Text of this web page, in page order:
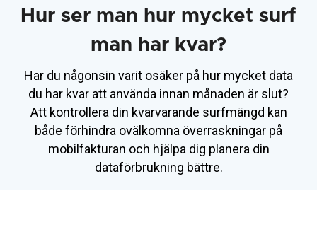
Hur ser man hur mycket surf
man har kvar?
Har du någonsin varit osäker på hur mycket data
du har kvar att använda innan månaden är slut?
Att kontrollera din kvarvarande surfmängd kan
både förhindra ovälkomna överraskningar på
mobilfakturan och hjälpa dig planera din
dataförbrukning bättre.